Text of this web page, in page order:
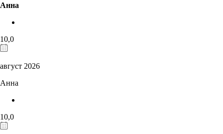
Анна
10,0
август 2026
Анна
10,0